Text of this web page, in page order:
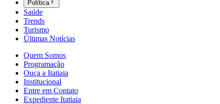
Política
Saúde
Trends
Turismo
Últimas Notícias
Quem Somos
Programação
Ouça a Itatiaia
Institucional
Entre em Contato
Expediente Itatiaia